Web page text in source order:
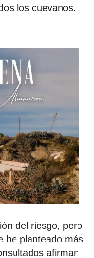
los cuevanos.
del riesgo, pero
he planteado más
afirman